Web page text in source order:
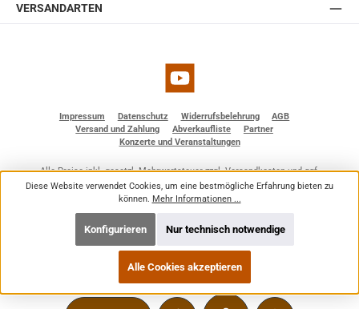
VERSANDARTEN
YouTube
Impressum Datenschutz Widerrufsbelehrung
AGB
Versand und Zahlung
Abverkaufliste
Partner
Konzerte und Veranstaltungen
Alle Preise inkl. gesetzl. Mehrwertsteuer zzgl.Versandkostenund ggf.
Nachnahmegebühren, wenn nicht anders angegeben.
© 2026 BF - Dienstleistungen - Alle Rechte vorbehalten. Theme by
Diese Website verwendet Cookies, um eine bestmögliche Erfahrung bieten zu
können. Mehr Informationen ...
Nur technisch notwendige
Konfigurieren
Alle Cookies akzeptieren